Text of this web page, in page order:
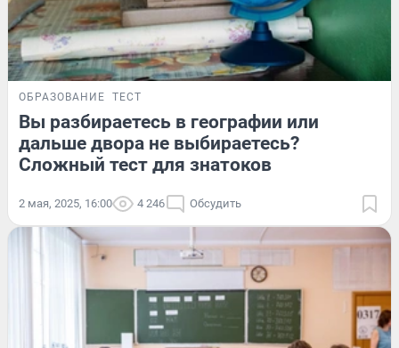
ОБРАЗОВАНИЕ ТЕСТ
Вы разбираетесь в географии или
дальше двора не выбираетесь?
Сложный тест для знатоков
2 мая, 2025, 16:00 4 246 Обсудить